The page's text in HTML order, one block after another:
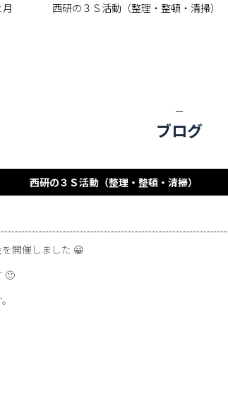
月 西研の３Ｓ活動（整理・整頓・清掃）
ブログ
研の３Ｓ活動（整理・整頓・清掃）
開催しました 😀
🙂